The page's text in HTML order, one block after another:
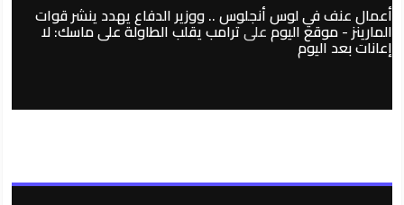
أعمال عنف في لوس أنجلوس .. ووزير الدفاع يهدد ينشر قوات
المارينز - موقع اليومعلىترامب يقلب الطاولة على ماسك: لا
إعانات بعد اليوم